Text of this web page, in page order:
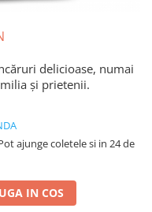
delicioase, numai
și prietenii.
ajunge coletele si in 24 de
IN COS